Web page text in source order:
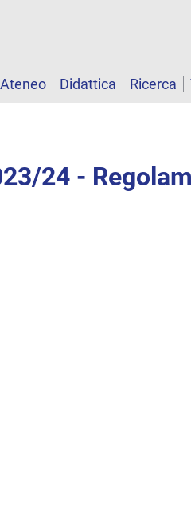
Ateneo Didattica Ricerca
24 -